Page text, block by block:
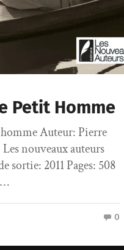
Petit Homme
Auteur: Pierre
nouveaux auteurs
sortie: 2011 Pages: 508
0